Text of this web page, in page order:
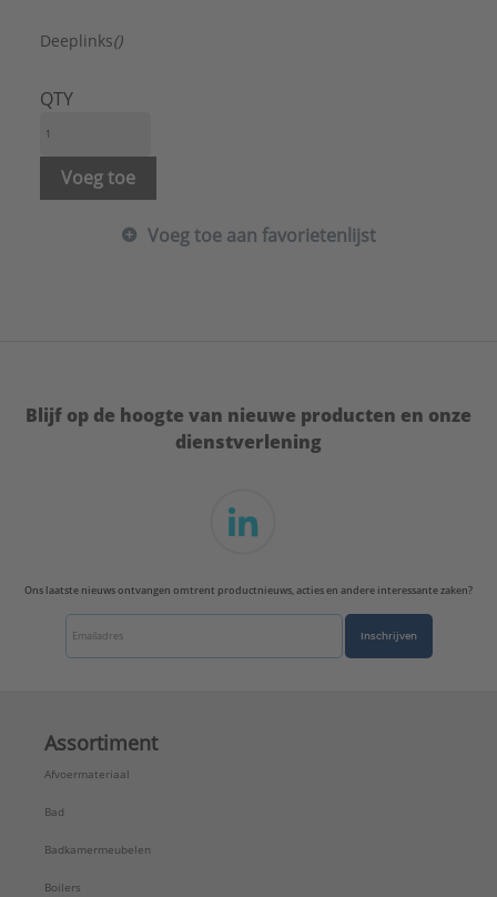
Merk:
HERZ
Model:
Stromingsrichting tegengesteld:
Verkorte bouwlengte:
Type:
RL-5
Retourafsluiter
Deeplinks()
QTY
Voeg toe
Voeg toe aan favorietenlijst
Blijf op de hoogte van nieuwe producten en onze
dienstverlening
Ons laatste nieuws ontvangen omtrent productnieuws, acties en andere interessante zaken?
Inschrijven
Assortiment
Afvoermateriaal
Bad
Badkamermeubelen
Boilers